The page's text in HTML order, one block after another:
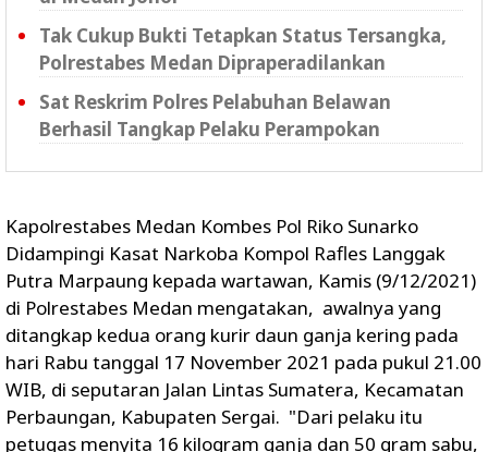
Tak Cukup Bukti Tetapkan Status Tersangka,
Polrestabes Medan Dipraperadilankan
Sat Reskrim Polres Pelabuhan Belawan
Berhasil Tangkap Pelaku Perampokan
Kapolrestabes Medan Kombes Pol Riko Sunarko
Didampingi Kasat Narkoba Kompol Rafles Langgak
Putra Marpaung kepada wartawan, Kamis (9/12/2021)
di Polrestabes Medan mengatakan, awalnya yang
ditangkap kedua orang kurir daun ganja kering pada
hari Rabu tanggal 17 November 2021 pada pukul 21.00
WIB, di seputaran Jalan Lintas Sumatera, Kecamatan
Perbaungan, Kabupaten Sergai. "Dari pelaku itu
petugas menyita 16 kilogram ganja dan 50 gram sabu,